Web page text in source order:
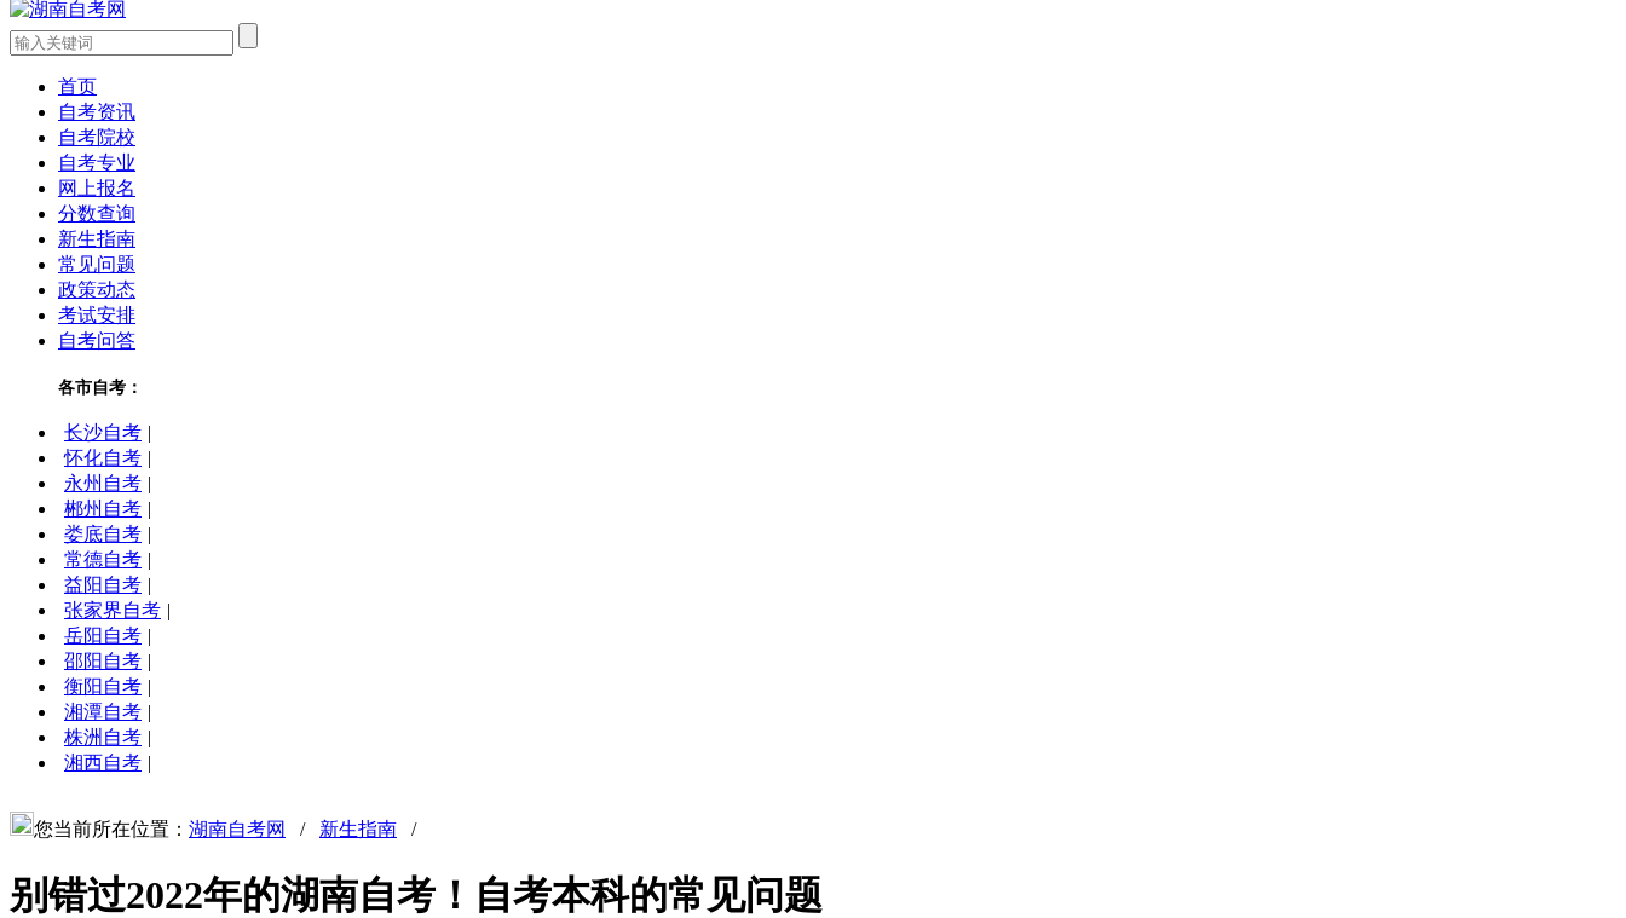
首页
自考资讯
自考院校
自考专业
网上报名
分数查询
新生指南
常见问题
政策动态
考试安排
自考问答
各市自考：
长沙自考 |
怀化自考 |
永州自考 |
郴州自考 |
娄底自考 |
常德自考 |
益阳自考 |
张家界自考 |
岳阳自考 |
邵阳自考 |
衡阳自考 |
湘潭自考 |
株洲自考 |
湘西自考 |
您当前所在位置： 湖南自考网 / 新生指南 /
别错过2022年的湖南自考！自考本科的常见问题